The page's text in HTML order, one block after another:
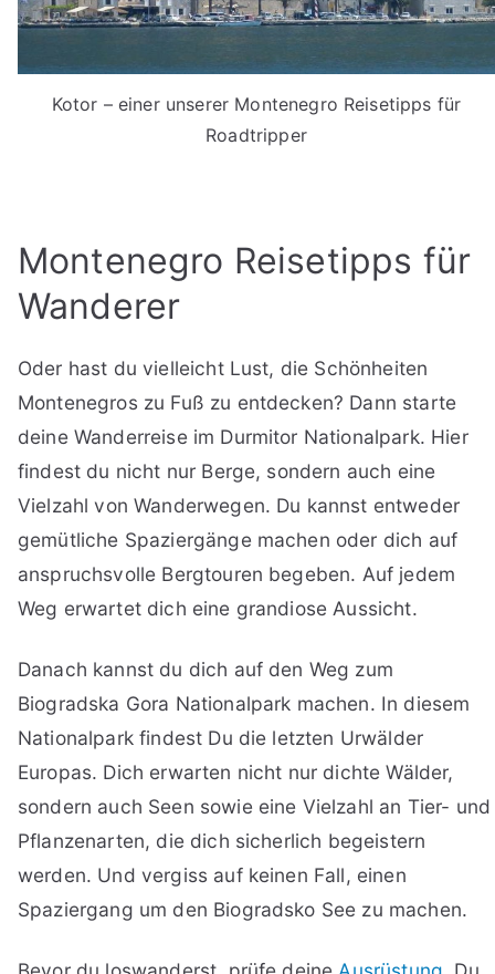
Kotor – einer unserer Montenegro Reisetipps für
Roadtripper
Montenegro Reisetipps für
Wanderer
Oder hast du vielleicht Lust, die Schönheiten
Montenegros zu Fuß zu entdecken? Dann starte
deine Wanderreise im Durmitor Nationalpark. Hier
findest du nicht nur Berge, sondern auch eine
Vielzahl von Wanderwegen. Du kannst entweder
gemütliche Spaziergänge machen oder dich auf
anspruchsvolle Bergtouren begeben. Auf jedem
Weg erwartet dich eine grandiose Aussicht.
Danach kannst du dich auf den Weg zum
Biogradska Gora Nationalpark machen. In diesem
Nationalpark findest Du die letzten Urwälder
Europas. Dich erwarten nicht nur dichte Wälder,
sondern auch Seen sowie eine Vielzahl an Tier- und
Pflanzenarten, die dich sicherlich begeistern
werden. Und vergiss auf keinen Fall, einen
Spaziergang um den Biogradsko See zu machen.